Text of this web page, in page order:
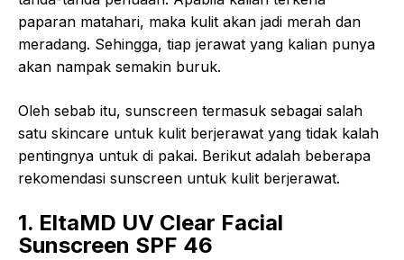
paparan matahari, maka kulit akan jadi merah dan
meradang. Sehingga, tiap jerawat yang kalian punya
akan nampak semakin buruk.
Oleh sebab itu, sunscreen termasuk sebagai salah
satu skincare untuk kulit berjerawat yang tidak kalah
pentingnya untuk di pakai. Berikut adalah beberapa
rekomendasi sunscreen untuk kulit berjerawat.
1. EltaMD UV Clear Facial
Sunscreen SPF 46